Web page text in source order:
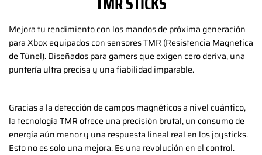
Mejora tu rendimiento con los mandos de próxima generación
para Xbox equipados con sensores TMR (Resistencia Magnetica
de Túnel). Diseñados para gamers que exigen cero deriva, una
puntería ultra precisa y una fiabilidad imparable.
Gracias a la detección de campos magnéticos a nivel cuántico,
la tecnología TMR ofrece una precisión brutal, un consumo de
energía aún menor y una respuesta lineal real en los joysticks.
Esto no es solo una mejora. Es una revolución en el control.